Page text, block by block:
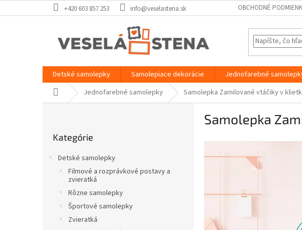
na
+420 603 857 253 info@veselastena.sk OBCHODNÉ
Detské samolepky Samolepiace dekorácie Jednofarebné
Domov Jednofarebné samolepky Samolepka Zamilované vtáčiky v
kategórie
Kategórie
Detské samolepky
Filmové a rozprávkové postavy a
zvieratká
Rôzne samolepky
Športové samolepky
Zvieratká
Samolepka